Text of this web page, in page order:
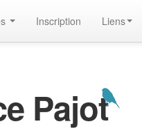
Inscription Liens
Pajot